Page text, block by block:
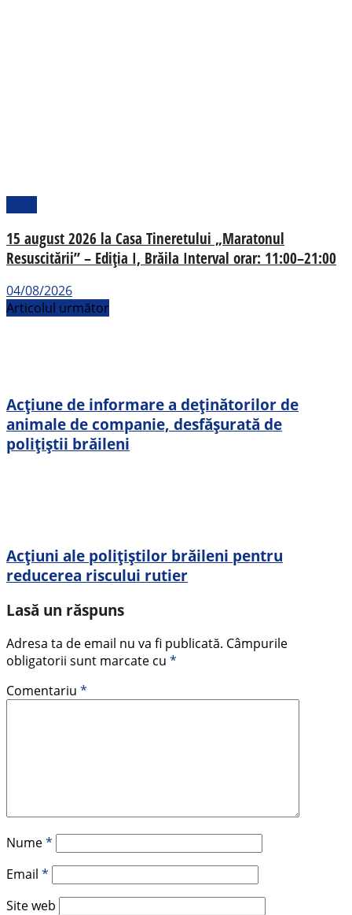
15 august 2026 la Casa Tineretului „Maratonul
Resuscitării” – Ediția I, Brăila Interval orar: 11:00–21:00
04/08/2026
Articolul următor
Acțiune de informare a deținătorilor de
animale de companie, desfășurată de
polițiștii brăileni
Acțiuni ale polițiștilor brăileni pentru
reducerea riscului rutier
Lasă un răspuns
Adresa ta de email nu va fi publicată. Câmpurile
obligatorii sunt marcate cu *
Comentariu *
Nume*
Email *
Site web